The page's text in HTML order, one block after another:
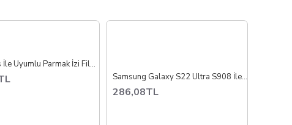
Vivo Y12s İle Uyumlu Parmak İzi Film Okuyucu Flex İthal
Samsung Galaxy S22 Ultra S908 İle Uyumlu Anakart Film Flex İthal
286,08TL